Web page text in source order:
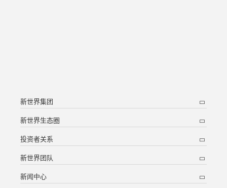
新世界集团
新世界生态圈
投资者关系
新世界团队
新闻中心